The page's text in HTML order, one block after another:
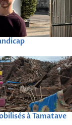
à Tamatave